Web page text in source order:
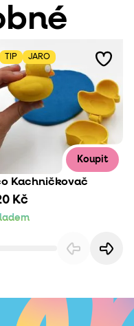
TIP JARO
Koupit
Kachničkovač
Kč